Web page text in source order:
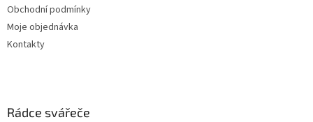
Obchodní podmínky
Moje objednávka
Kontakty
Rádce svářeče